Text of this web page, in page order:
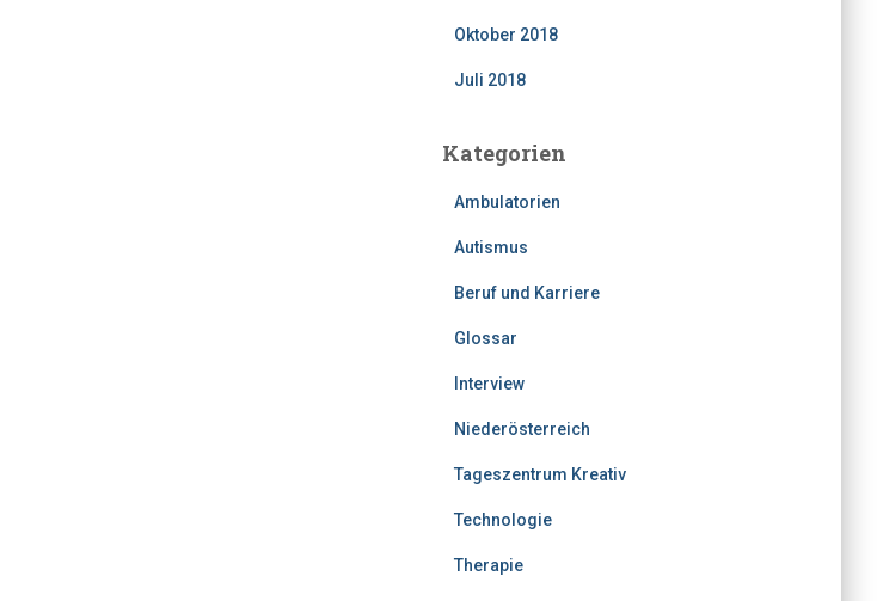
Oktober 2018
Juli 2018
Kategorien
Ambulatorien
Autismus
Beruf und Karriere
Glossar
Interview
Niederösterreich
Tageszentrum Kreativ
Technologie
Therapie